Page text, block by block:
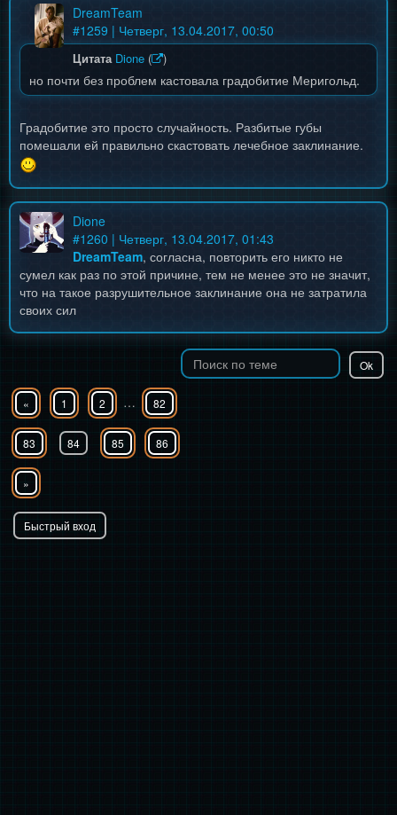
DreamTeam
#1259 | Четверг, 13.04.2017, 00:50
Цитата Dione ( )
но почти без проблем кастовала градобитие Меригольд.
Градобитие это просто случайность. Разбитые губы
помешали ей правильно скастовать лечебное заклинание.
Dione
#1260 | Четверг, 13.04.2017, 01:43
DreamTeam, согласна, повторить его никто не
сумел как раз по этой причине, тем не менее это не значит,
что на такое разрушительное заклинание она не затратила
своих сил
« 1 2 … 82
83 84 85 86
»